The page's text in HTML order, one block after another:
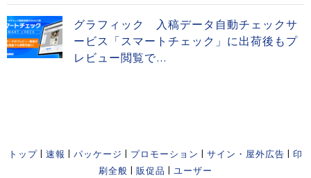
グラフィック 入稿データ自動チェックサ
ービス「スマートチェック」に出荷後もプ
レビュー閲覧で...
トップ 速報 パッケージ プロモーション サイン・屋外広告
印
刷全般
販促品 ユーザー